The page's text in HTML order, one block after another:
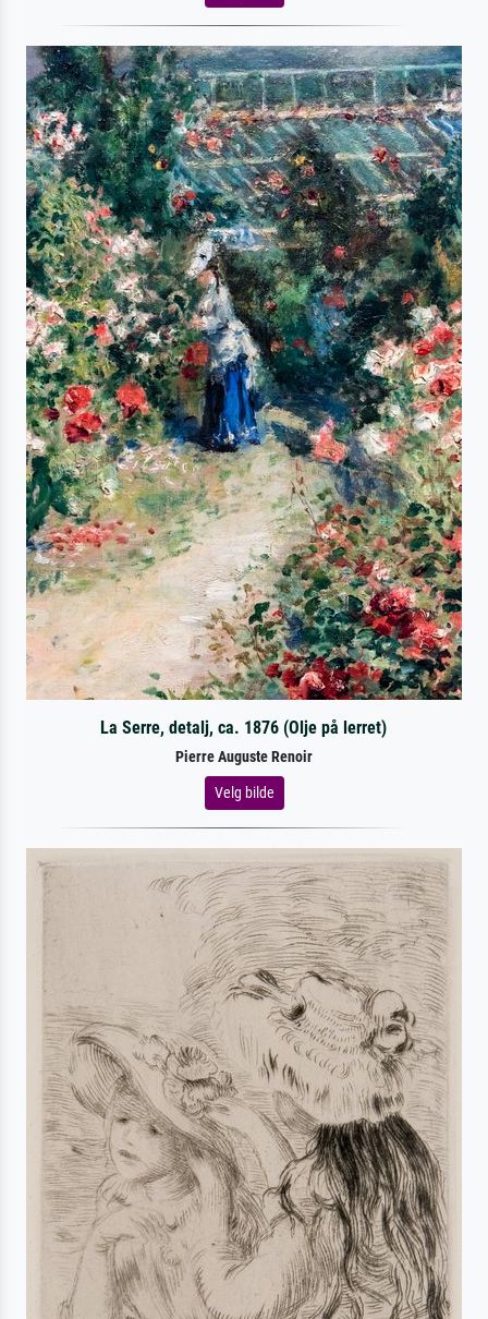
La Serre, detalj, ca. 1876 (Olje på lerret)
Pierre Auguste Renoir
Velg bilde